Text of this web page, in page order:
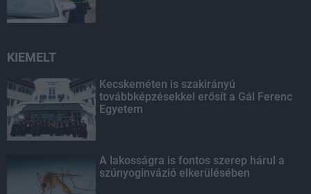
KIEMELT
Kecskeméten is szakirányú
továbbképzésekkel erősít a Gál Ferenc
Egyetem
A lakosságra is fontos szerep hárul a
szúnyoginvázió elkerülésében